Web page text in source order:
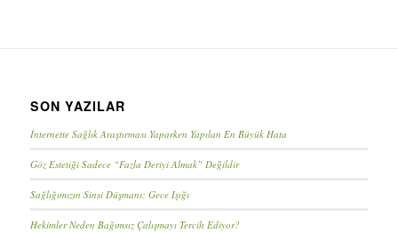
SON YAZILAR
İnternette Sağlık Araştırması Yaparken Yapılan En Büyük Hata
Göz Estetiği Sadece “Fazla Deriyi Almak” Değildir
Sağlığımızın Sinsi Düşmanı: Gece Işığı
Hekimler Neden Bağımsız Çalışmayı Tercih Ediyor?